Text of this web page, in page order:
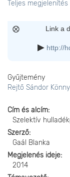
Teljes megjelenítés
Link a
http://
Gyűjtemény
Rejtő Sándor
Cím és alcím
Szelektív
Szerző
Gaál Blanka
Megjelenés ideje
2014